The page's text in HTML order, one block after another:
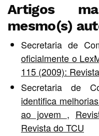
Artigos
mesmo(s)
Secretaria de
oficialmente o
115 (2009):
Secretaria de
identifica
ao jovem ,
Revista do TCU